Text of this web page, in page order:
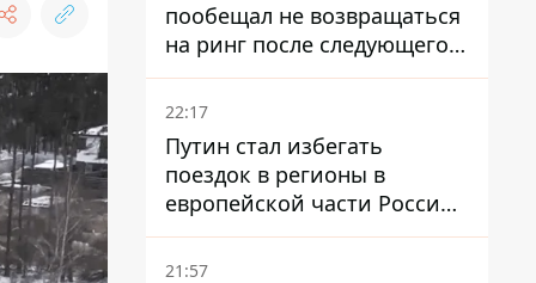
пообещал не возвращаться
на ринг после следующего
боя
22:17
Путин стал избегать
поездок в регионы в
европейской части России,
куда регулярно долетают
дроны
21:57